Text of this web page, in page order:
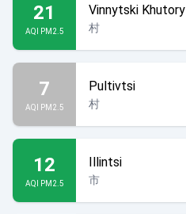
21
AQI PM2.5
Vinnytski Khutory
村
7
AQI PM2.5
Pultivtsi
村
12
AQI PM2.5
Illintsi
市